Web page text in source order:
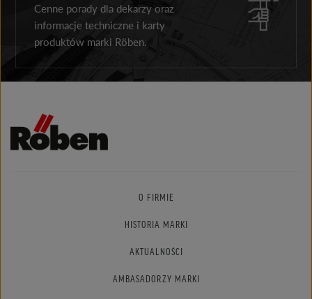
Cenne porady dla dekarzy oraz
informacje techniczne i karty
produktów marki Röben.
O FIRMIE
HISTORIA MARKI
AKTUALNOŚCI
AMBASADORZY MARKI